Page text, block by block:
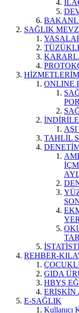
SAĞLIK
ONLINE
TAHLİL
REHBER-
GIDA
HBYS
ERİŞKİN
E-SAĞLIK
Kullanıcı